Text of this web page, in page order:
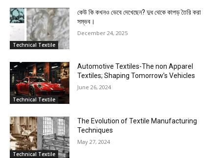
Technical Textile
কেউ কি কখনও ভেবে দেখেছেন? দুধ থেকে কাপড় তৈরি করা
সম্ভব।
December 24, 2025
Technical Textile
Automotive Textiles-The non Apparel
Textiles; Shaping Tomorrow’s Vehicles
June 26, 2024
Technical Textile
The Evolution of Textile Manufacturing
Techniques
May 27, 2024